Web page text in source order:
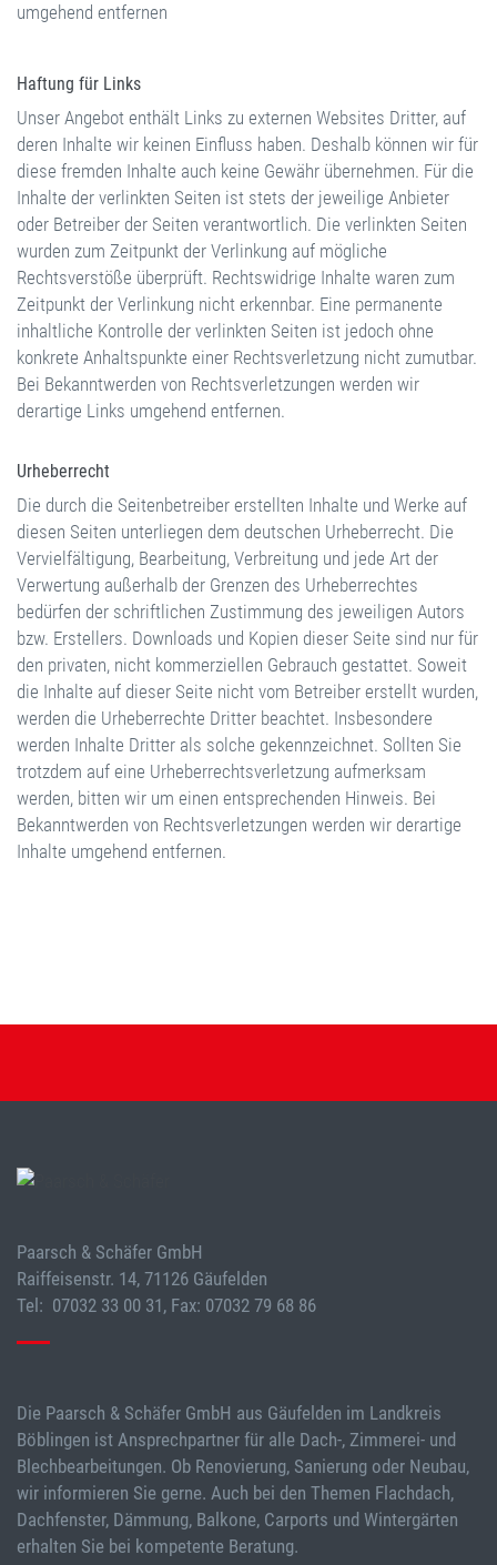
umgehend entfernen
Haftung für Links
Unser Angebot enthält Links zu externen Websites Dritter, auf
deren Inhalte wir keinen Einfluss haben. Deshalb können wir für
diese fremden Inhalte auch keine Gewähr übernehmen. Für die
Inhalte der verlinkten Seiten ist stets der jeweilige Anbieter
oder Betreiber der Seiten verantwortlich. Die verlinkten Seiten
wurden zum Zeitpunkt der Verlinkung auf mögliche
Rechtsverstöße überprüft. Rechtswidrige Inhalte waren zum
Zeitpunkt der Verlinkung nicht erkennbar. Eine permanente
inhaltliche Kontrolle der verlinkten Seiten ist jedoch ohne
konkrete Anhaltspunkte einer Rechtsverletzung nicht zumutbar.
Bei Bekanntwerden von Rechtsverletzungen werden wir
derartige Links umgehend entfernen.
Urheberrecht
Die durch die Seitenbetreiber erstellten Inhalte und Werke auf
diesen Seiten unterliegen dem deutschen Urheberrecht. Die
Vervielfältigung, Bearbeitung, Verbreitung und jede Art der
Verwertung außerhalb der Grenzen des Urheberrechtes
bedürfen der schriftlichen Zustimmung des jeweiligen Autors
bzw. Erstellers. Downloads und Kopien dieser Seite sind nur für
den privaten, nicht kommerziellen Gebrauch gestattet. Soweit
die Inhalte auf dieser Seite nicht vom Betreiber erstellt wurden,
werden die Urheberrechte Dritter beachtet. Insbesondere
werden Inhalte Dritter als solche gekennzeichnet. Sollten Sie
trotzdem auf eine Urheberrechtsverletzung aufmerksam
werden, bitten wir um einen entsprechenden Hinweis. Bei
Bekanntwerden von Rechtsverletzungen werden wir derartige
Inhalte umgehend entfernen.
Paarsch & Schäfer GmbH
Raiffeisenstr. 14, 71126 Gäufelden
Tel: 07032 33 00 31, Fax: 07032 79 68 86
Die Paarsch & Schäfer GmbH aus Gäufelden im Landkreis
Böblingen ist Ansprechpartner für alle Dach-, Zimmerei- und
Blechbearbeitungen. Ob Renovierung, Sanierung oder Neubau,
wir informieren Sie gerne. Auch bei den Themen Flachdach,
Dachfenster, Dämmung, Balkone, Carports und Wintergärten
erhalten Sie bei kompetente Beratung.